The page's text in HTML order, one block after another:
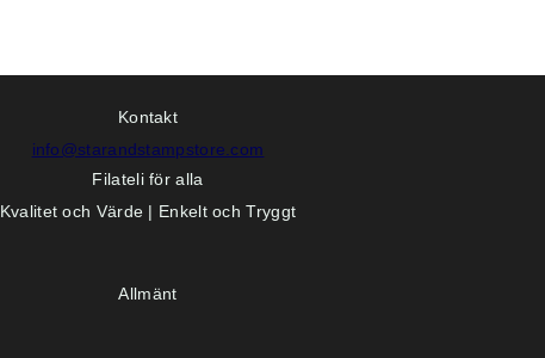
Kontakt
info@starandstampstore.com
Filateli för alla
Kvalitet och Värde | Enkelt och Tryggt
Allmänt